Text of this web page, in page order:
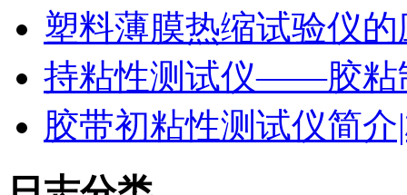
塑料薄膜热缩试验仪
持粘性测试仪——胶粘
胶带初粘性测试仪简